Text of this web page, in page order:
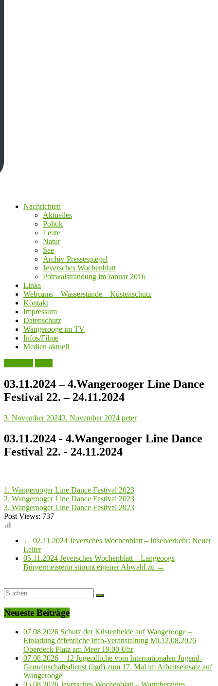
Nachrichten
Aktuelles
Politik
Leute
Natur
See
Archiv-Pressespiegel
Jeversches Wochenblatt
Pottwalstrandung im Januar 2016
Links
Webcams – Wasserstände – Küstenschutz
Kontakt
Impressum
Datenschutz
Wangerooge im TV
Infos/Filme
Medien aktuell
03.11.2024 – 4.Wangerooger Line Dance
Festival 22. – 24.11.2024
3. November 20243. November 2024 peter
03.11.2024 - 4.Wangerooger Line Dance
Festival 22. - 24.11.2024
1. Wangerooger Line Dance Festival 2023
2. Wangerooger Line Dance Festival 2023
3. Wangerooger Line Dance Festival 2023
Post Views: 737
← 02.11.2024 Jeversches Wochenblatt – Inselverkehr: Neuer
Leiter
05.11.2024 Jeversches Wochenblatt – Langeoogs
Bürgermeisterin stimmt eigener Abwahl zu →
Neueste Beiträge
07.08.2026 Schutz der Küstenheide auf Wangerooge –
Einladung öffentliche Info-Veranstaltung Mi.12.08.2026
Oberdeck Platz am Meer 19.00 Uhr
07.08.2026 – 12 Jugendliche vom Internationalen Jugend-
Gemeinschaftsdienst (ijgd) zum 17. Mal im Arbeitseinsatz auf
Wangerooge
05.08.2026 Jeversches Wochenblatt – Warmherziges